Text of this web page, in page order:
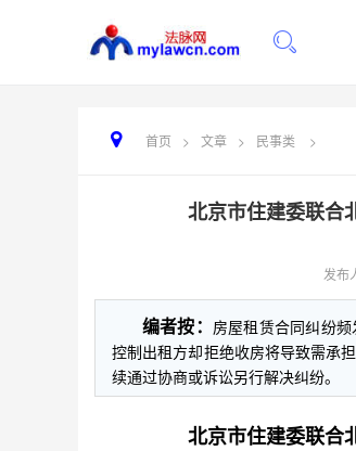
首页 > 文章 > 民事类 >
北京市住建委联合
发布
编者按： 房屋租赁合同纠纷
控制出租方却拒绝收房将导致需承
续通过协商或诉讼另行解决纠纷。
北京市住建委联合